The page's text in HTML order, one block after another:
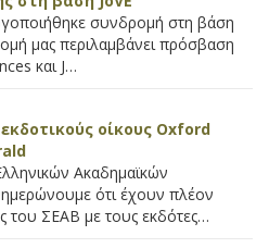
συνδρομή στη βάση
μας περιλαμβάνει πρόσβαση
και J…
οίκους Oxford
Ακαδημαϊκών
ότι έχουν πλέον
του ΣΕΑΒ με τους εκδότες…